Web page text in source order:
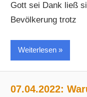
Gott sei Dank ließ
Bevölkerung trotz
Weiterlesen
07.04.2022: